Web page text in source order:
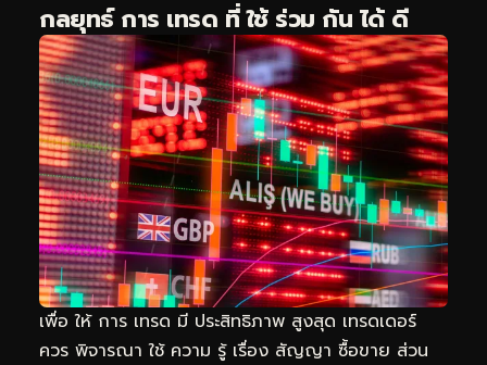
กลยุทธ์ การ เทรด ที่ ใช้ ร่วม กัน ได้ ดี
เพื่อ ให้ การ เทรด มี ประสิทธิภาพ สูงสุด เทรดเดอร์
ควร พิจารณา ใช้ ความ รู้ เรื่อง สัญญา ซื้อขาย ส่วน